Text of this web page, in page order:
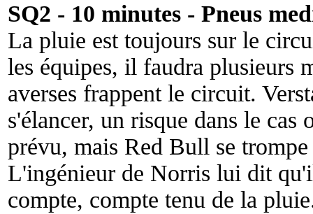
SQ2 - 10 minutes - Pneus
La pluie est toujours sur le
les équipes, il faudra plusieurs
averses frappent le circuit.
s'élancer, un risque dans le
prévu, mais Red Bull se
L'ingénieur de Norris lui dit
compte, compte tenu de la